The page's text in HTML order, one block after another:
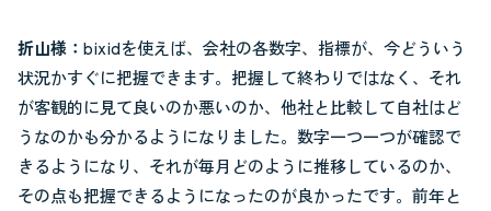
折山様： bixidを使えば、会社の各数字、指標が、今どういう
状況かすぐに把握できます。把握して終わりではなく、それ
が客観的に見て良いのか悪いのか、他社と比較して自社はど
うなのかも分かるようになりました。数字一つ一つが確認で
きるようになり、それが毎月どのように推移しているのか、
その点も把握できるようになったのが良かったです。前年と